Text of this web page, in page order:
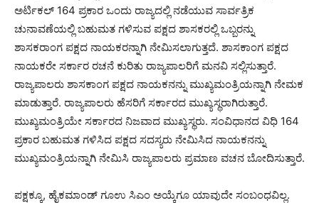
ಅರ್ಟಿಕಲ್ 164 ಪ್ರಕಾರ ಒಂದು ರಾಜ್ಯದಲ್ಲಿ ನಡೆಯುವ ಸಾರ್ವತ್ರಿಕ
ಚುನಾವಣೆಯಲ್ಲಿ ಬಹುಮತ ಗಳಿಸುವ ಪಕ್ಷದ ಶಾಸಕರಲ್ಲಿ ಒಬ್ಬರನ್ನು
ಶಾಸಕರಾಂಗ ಪಕ್ಷದ ನಾಯಕರನ್ನಾಗಿ ನೇಮಿಸಲಾಗುತ್ತದೆ. ಶಾಸಕಾಂಗ ಪಕ್ಷದ
ನಾಯಕರೇ ಸರ್ಕಾರ ರಚನೆ ಕುರಿತು ರಾಜ್ಯಪಾಲರಿಗೆ ಮನವಿ ಸಲ್ಲಿಸುತ್ತಾರೆ.
ರಾಜ್ಯಪಾಲರು ಶಾಸಕಾಂಗ ಪಕ್ಷದ ನಾಯಕನನ್ನು ಮುಖ್ಯಮಂತ್ರಿಯನ್ನಾಗಿ ನೇಮಕ
ಮಾಡುತ್ತಾರೆ. ರಾಜ್ಯಪಾಲರು ಹೆಸರಿಗೆ ಸರ್ಕಾರದ ಮುಖ್ಯಸ್ಥರಾಗಿರುತ್ತಾರೆ.
ಮುಖ್ಯಮಂತ್ರಿಯೇ ಸರ್ಕಾರದ ನಿಜವಾದ ಮುಖ್ಯಸ್ಥರು. ಸಂವಿಧಾನದ ವಿಧಿ 164
ಪ್ರಕಾರ ಬಹುಮತ ಗಳಿಸಿದ ಪಕ್ಷದ ಸದಸ್ಯರು ನೇಮಿಸಿದ ನಾಯಕನನ್ನು
ಮುಖ್ಯಮಂತ್ರಿಯನ್ನಾಗಿ ನೇಮಿಸಿ ರಾಜ್ಯಪಾಲರು ಪ್ರಮಾಣ ವಚನ ಬೋದಿಸುತ್ತಾರೆ.
ಪಕ್ಷಕ್ಕೂ, ಹೈಕಮಾಂಡ್‌ ಗೂಉ ಸಿಎಂ ಅಯ್ಕೆಗೂ ಯಾವುದೇ ಸಂಬಂಧವಿಲ್ಲ.